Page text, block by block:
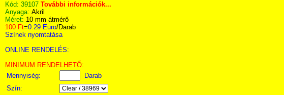
Kód: 39107 További információk...
Anyaga: Akril
Méret: 10 mm átmérő
100 Ft=0.29 Euro/Darab
Színek nyomtatása
ONLINE RENDELÉS:
MINIMUM RENDELHETŐ:
Mennyiség:
Darab
Szín: